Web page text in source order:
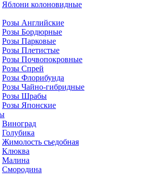
Яблони колоновидные
Розы Английские
Розы Бордюрные
Розы Парковые
Розы Плетистые
Розы Почвопокровные
Розы Спрей
Розы Флорибунда
Розы Чайно-гибридные
Розы Шрабы
Розы Японские
Виноград
Голубика
Жимолость съедобная
Клюква
Малина
Смородина